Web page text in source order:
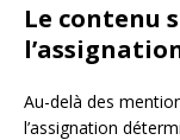
Le contenu
Au-delà des
l’assignation